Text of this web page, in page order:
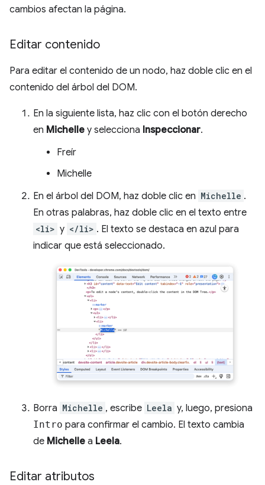
cambios afectan la página.
Editar contenido
Para editar el contenido de un nodo, haz doble clic en el
contenido del árbol del DOM.
En la siguiente lista, haz clic con el botón derecho
en Michelle y selecciona Inspeccionar.
Freír
Michelle
En el árbol del DOM, haz doble clic en Michelle .
En otras palabras, haz doble clic en el texto entre
<li> y </li> . El texto se destaca en azul para
indicar que está seleccionado.
Borra Michelle , escribe Leela y, luego, presiona
Intro para confirmar el cambio. El texto cambia
de Michelle a Leela.
Editar atributos